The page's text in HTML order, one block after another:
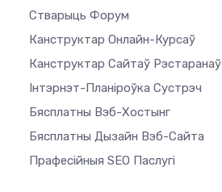
Стварыць Форум
Канструктар Онлайн-Курсаў
Канструктар Сайтаў Рэстаранаў
Інтэрнэт-Планіроўка Сустрэч
Бясплатны Вэб-Хостынг
Бясплатны Дызайн Вэб-Сайта
Прафесійныя SEO Паслугі